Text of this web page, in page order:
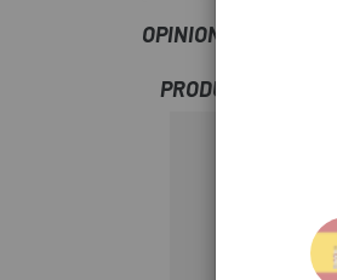
OPINIONES
PRODUCTOS